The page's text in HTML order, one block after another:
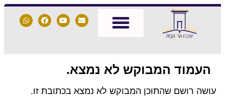
העמוד המבוקש לא נמצא.
רושם שהתוכן המבוקש לא נמצא בכתובת זו.